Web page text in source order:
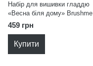
Набір для вишивки гладдю
«Весна біля дому» Brushme
EMBR010
459 грн
Купити